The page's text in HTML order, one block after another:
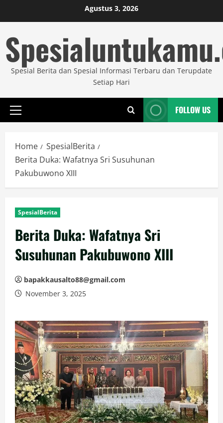
to
Agustus 3, 2026
Spesial Berita dan Spesial Informasi Terbaru dan Terupdate
Setiap Hari
Primary
FOLLOW US
Home
SpesialBerita
Berita Duka: Wafatnya Sri Susuhunan
Pakubuwono XIII
SpesialBerita
Berita Duka: Wafatnya Sri
Susuhunan Pakubuwono XIII
bapakkausalto88@gmail.com
November 3, 2025